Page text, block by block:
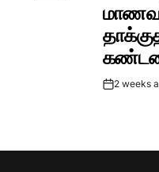
Post2 weeks